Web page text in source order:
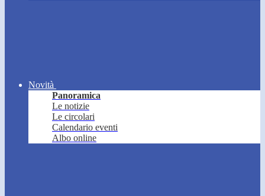
Novità
Panoramica
Le notizie
Le circolari
Calendario eventi
Albo online